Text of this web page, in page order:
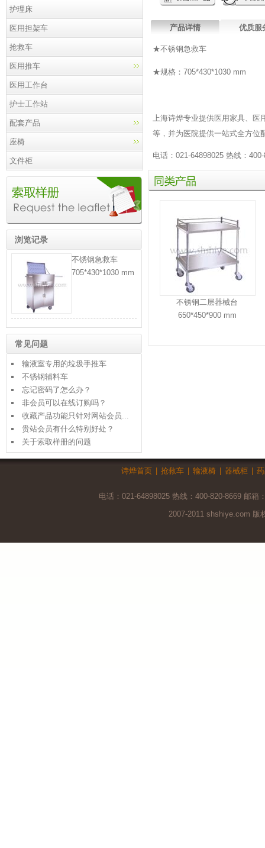
护理床
医用担架车
抢救车
医用推车
医用工作台
护士工作站
配套产品
座椅
文件柜
浏览记录
不锈钢急救车
705*430*1030 mm
常见问题
输液室专用的垃圾手推车
不锈钢辅料车
忘记密码了怎么办？
非会员可以在线订购吗？
收藏产品功能只针对网站会员...
贵站会员有什么特别好处？
关于索取样册的问题
产品详情 优质服
★不锈钢急救车
★规格：705*430*1030 mm
上海诗烨专业提供医用家具、
医
等，并为医院提供一站式全方位
电话：021-64898025 热线：
同
类
不锈钢二层器械台
650*450*900 mm
诗烨首页 抢救车 输液椅 器械柜
电话：021-64898025 热线：400-820-8669 邮箱
2007-2011 shshiye.com 版